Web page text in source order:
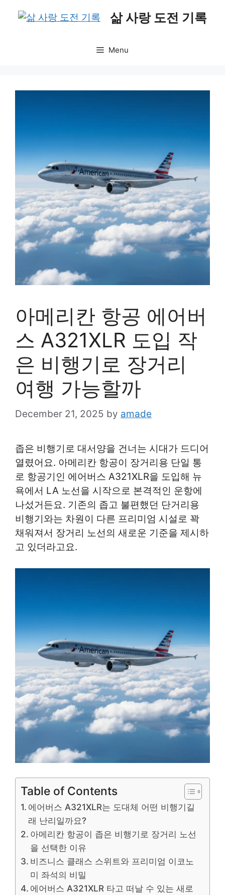
삶 사랑 도전 기록
Menu
아메리칸 항공 에어버
스 A321XLR 도입 작
은 비행기로 장거리
여행 가능할까
December 21, 2025 by amade
좁은 비행기로 대서양을 건너는 시대가 드디어
열렸어요. 아메리칸 항공이 장거리용 단일 통
로 항공기인 에어버스 A321XLR을 도입해 뉴
욕에서 LA 노선을 시작으로 본격적인 운항에
나섰거든요. 기존의 좁고 불편했던 단거리용
비행기와는 차원이 다른 프리미엄 시설로 꽉
채워져서 장거리 노선의 새로운 기준을 제시하
고 있더라고요.
Table of Contents
에어버스 A321XLR는 도대체 어떤 비행기길
래 난리일까요?
아메리칸 항공이 좁은 비행기로 장거리 노선
을 선택한 이유
비즈니스 클래스 스위트와 프리미엄 이코노
미 좌석의 비밀
에어버스 A321XLR 타고 떠날 수 있는 새로